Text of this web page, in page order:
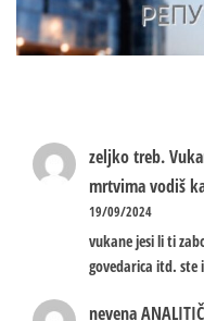
zeljko treb.
mrtvima vodiš
19/09/2024
vukane jesi li ti
govedarica itd.
nevena